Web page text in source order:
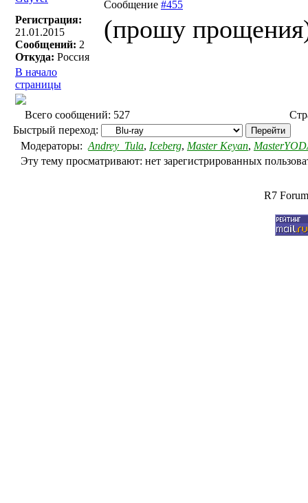
Сообщение #455
Регистрация:
21.01.2015
Сообщений: 2
Откуда: Россия
(прошу
В начало
страницы
Всего сообщений: 527
Быстрый переход:
Модераторы: Andrey_Tula, Iceberg, Master Keyan,
Эту тему просматривают: нет зарегистрированных
R7